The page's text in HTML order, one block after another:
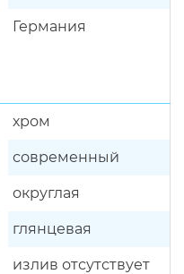
Германия
хром
современный
округлая
глянцевая
излив отсутствует